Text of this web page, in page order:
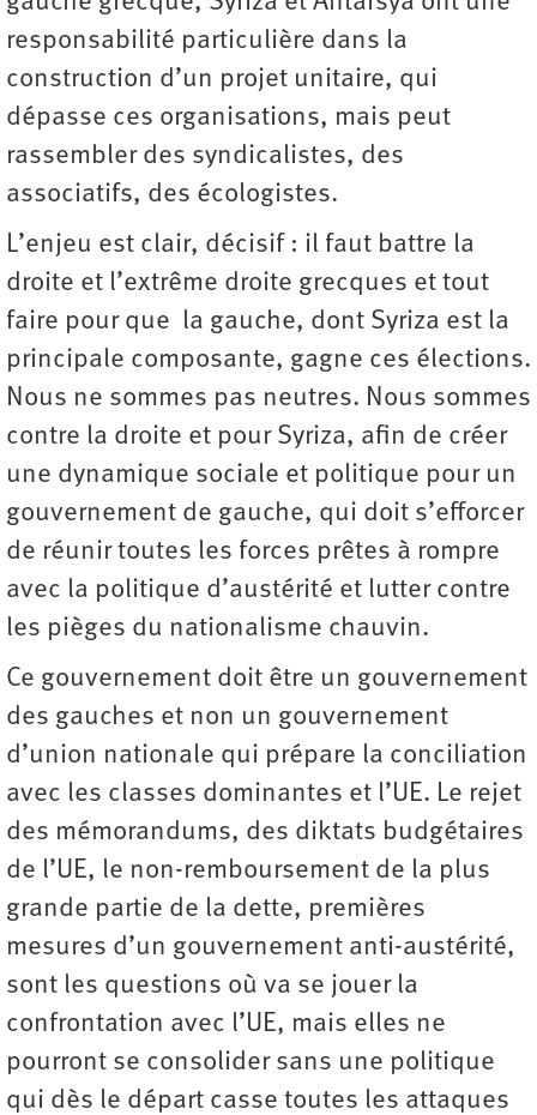
responsabilité particulière dans la
construction d’un projet unitaire, qui
dépasse ces organisations, mais peut
rassembler des syndicalistes, des
associatifs, des écologistes.
L’enjeu est clair, décisif : il faut battre la
droite et l’extrême droite grecques et tout
faire pour que la gauche, dont Syriza est la
principale composante, gagne ces élections.
Nous ne sommes pas neutres. Nous sommes
contre la droite et pour Syriza, afin de créer
une dynamique sociale et politique pour un
gouvernement de gauche, qui doit s’efforcer
de réunir toutes les forces prêtes à rompre
avec la politique d’austérité et lutter contre
les pièges du nationalisme chauvin.
Ce gouvernement doit être un gouvernement
des gauches et non un gouvernement
d’union nationale qui prépare la conciliation
avec les classes dominantes et l’UE. Le rejet
des mémorandums, des diktats budgétaires
de l’UE, le non-remboursement de la plus
grande partie de la dette, premières
mesures d’un gouvernement anti-austérité,
sont les questions où va se jouer la
confrontation avec l’UE, mais elles ne
pourront se consolider sans une politique
qui dès le départ casse toutes les attaques